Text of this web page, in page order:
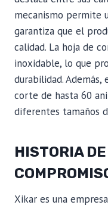
mecanismo permite
garantiza que el
calidad. La hoja de
inoxidable, lo que
durabilidad. Además,
corte de hasta 60
diferentes tamaños
HISTORIA
Xikar es una